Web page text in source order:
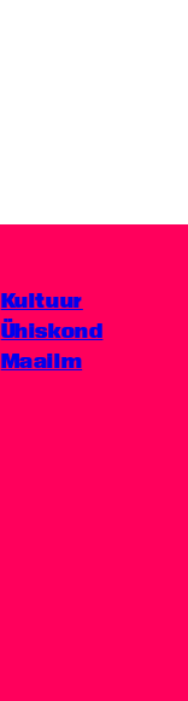
Kultuur
Ühiskond
Maailm